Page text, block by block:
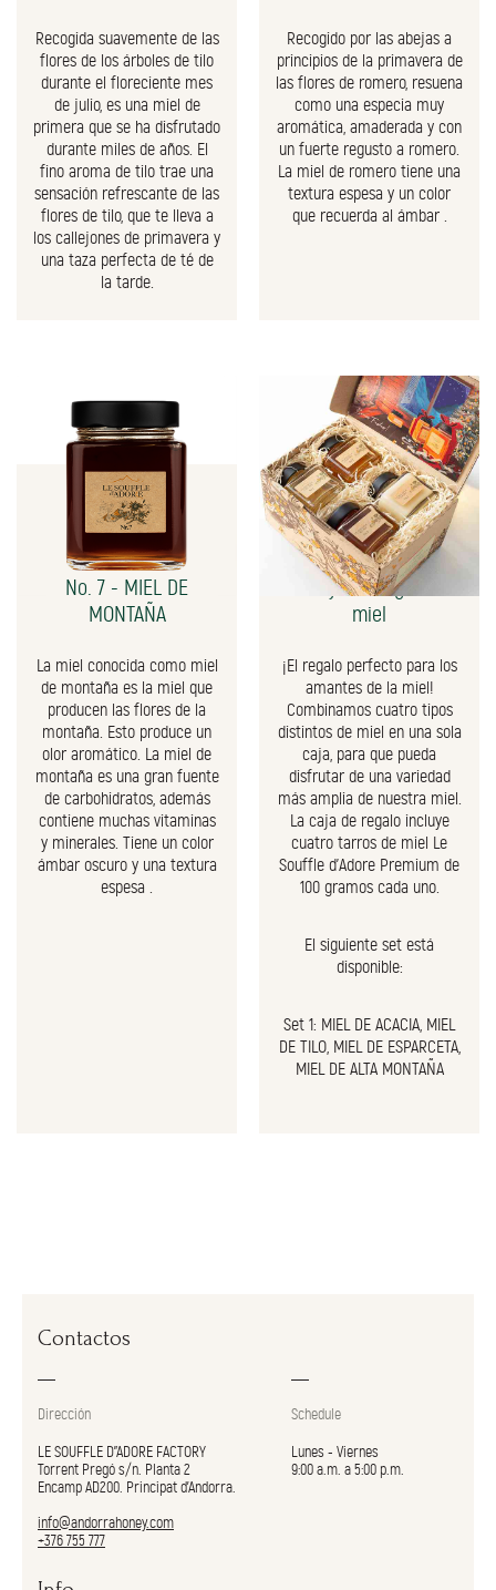
Recogida suavemente de las
flores de los árboles de tilo
durante el floreciente mes
de julio, es una miel de
primera que se ha disfrutado
durante miles de años. El
fino aroma de tilo trae una
sensación refrescante de las
flores de tilo, que te lleva a
los callejones de primavera y
una taza perfecta de té de
la tarde.
Recogido por las abejas a
principios de la primavera de
las flores de romero, resuena
como una especia muy
aromática, amaderada y con
un fuerte regusto a romero.
La miel de romero tiene una
textura espesa y un color
que recuerda al ámbar .
No. 7 - MIEL DE
MONTAÑA
La miel conocida como miel
de montaña es la miel que
producen las flores de la
montaña. Esto produce un
olor aromático. La miel de
montaña es una gran fuente
de carbohidratos, además
contiene muchas vitaminas
y minerales. Tiene un color
ámbar oscuro y una textura
espesa .
La caja de regalo de
miel
¡El regalo perfecto para los
amantes de la miel!
Combinamos cuatro tipos
distintos de miel en una sola
caja, para que pueda
disfrutar de una variedad
más amplia de nuestra miel.
La caja de regalo incluye
cuatro tarros de miel Le
Souffle d'Adore Premium de
100 gramos cada uno.
El siguiente set está
disponible:
Set 1: MIEL DE ACACIA, MIEL
DE TILO, MIEL DE ESPARCETA,
MIEL DE ALTA MONTAÑA
Contactos
Dirección
LE SOUFFLE D"ADORE FACTORY
Torrent Pregó s/n. Planta 2
Encamp AD200. Principat d’Andorra.
info@andorrahoney.com
+376 755 777
Schedule
Lunes - Viernes
9:00 a.m. a 5:00 p.m.